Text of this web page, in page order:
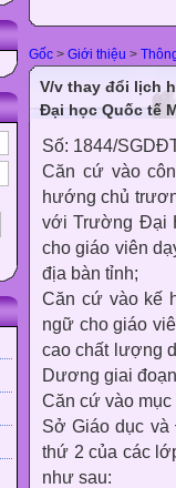
Gốc > Giới thiệu >
V/v thay đổi lịch
Đại học Quốc tế
Số: 1844/
Căn cứ vào
hướng chủ
với Trường Đại
cho giáo viên
địa bàn tỉnh;
Căn cứ vào kế
ngữ cho giáo
cao chất lượng
Dương giai
Căn cứ vào mục
Sở Giáo dục
thứ 2 của các
như sau: